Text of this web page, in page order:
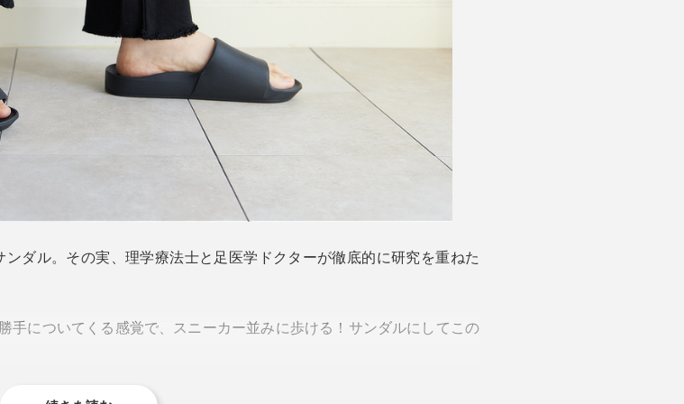
ダル。その実、理学療法士と足医学ドクターが徹底的に研究を重ねた
手についてくる感覚で、スニーカー並みに歩ける！サンダルにしてこの